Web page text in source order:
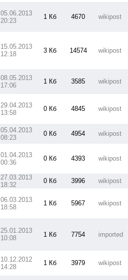
05.06.2013
20:23
1 Кб 4670 wikipost
15.05.2013
12:18
3 Кб 14574 wikipost
08.05.2013
17:06
1 Кб 3585 wikipost
29.04.2013
13:58
0 Кб 4845 wikipost
05.04.2013
08:23
0 Кб 4954 wikipost
01.04.2013
00:36
0 Кб 4393 wikipost
27.03.2013
18:32
0 Кб 3996 wikipost
06.03.2013
18:58
1 Кб 5967 wikipost
25.01.2013
10:08
1 Кб 7754 imported
10.12.2012
14:28
1 Кб 3979 wikipost